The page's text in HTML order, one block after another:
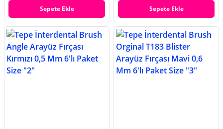
Sepete Ekle Sepete Ekle